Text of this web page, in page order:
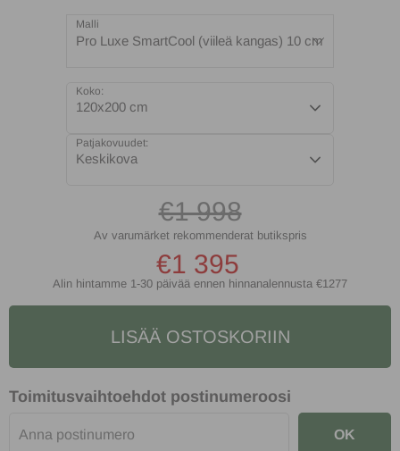
Malli
Pro Luxe SmartCool (viileä kangas) 10 cm
Koko:
120x200 cm
Patjakovuudet:
Keskikova
€1 998
€1 395
Alin hintamme 1-30 päivää ennen hinnanalennusta €1277
LISÄÄ OSTOSKORIIN
Toimitusvaihtoehdot postinumeroosi
OK